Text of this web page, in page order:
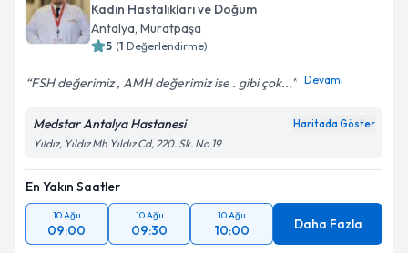
Kadın Hastalıkları ve Doğum
Antalya, Muratpaşa
5 (1 Değerlendirme)
FSH değerimiz , AMH değerimiz ise . gibi çok... Devamı
Medstar Antalya Hastanesi Haritada Göster
Yıldız, Yıldız Mh Yıldız Cd, 220. Sk. No 19
En Yakın Saatler
10 Ağu
09:00
10 Ağu
09:30
10 Ağu
10:00 Daha Fazla